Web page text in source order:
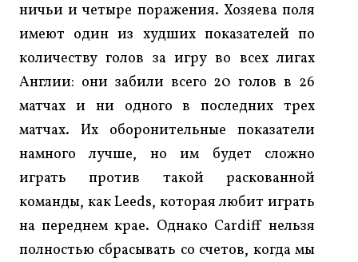
ничьи и четыре поражения. Хозяева поля
имеют один из худших показателей по
количеству голов за игру во всех лигах
Англии: они забили всего 20 голов в 26
матчах и ни одного в последних трех
матчах. Их оборонительные показатели
намного лучше, но им будет сложно
играть против такой раскованной
команды, как Leeds, которая любит играть
на переднем крае. Однако Cardiff нельзя
полностью сбрасывать со счетов, когда мы